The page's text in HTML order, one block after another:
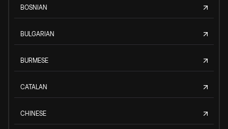
BOSNIAN
BULGARIAN
BURMESE
CATALAN
CHINESE